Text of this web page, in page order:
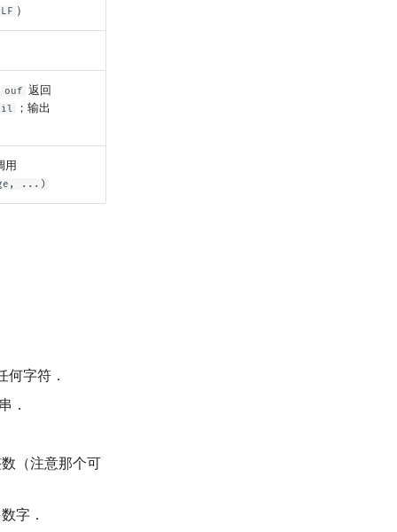
）
ouf 返回
；输出
用
...)
何字符．
．
（注意那个可
字．